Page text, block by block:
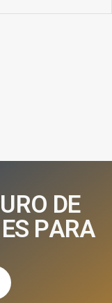
URO DE
ES PARA